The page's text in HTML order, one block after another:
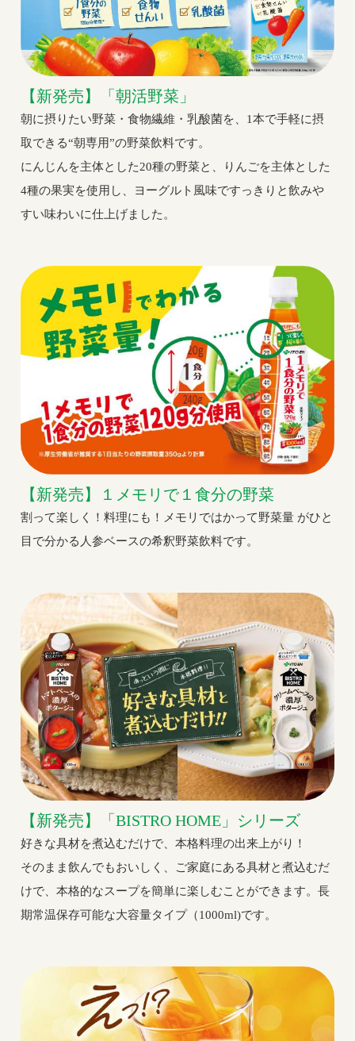
【新発売】「朝活野菜」
朝に摂りたい野菜・食物繊維・乳酸菌を、1本で手軽に摂
取できる“朝専用”の野菜飲料です。
にんじんを主体とした20種の野菜と、りんごを主体とした
4種の果実を使用し、ヨーグルト風味ですっきりと飲みや
すい味わいに仕上げました。
【新発売】１メモリで１食分の野菜
割って楽しく！料理にも！メモリではかって野菜量 がひと
目で分かる人参ベースの希釈野菜飲料です。
【新発売】「BISTRO HOME」シリーズ
好きな具材を煮込むだけで、本格料理の出来上がり！
そのまま飲んでもおいしく、ご家庭にある具材と煮込むだ
けで、本格的なスープを簡単に楽しむことができます。長
期常温保存可能な大容量タイプ（1000ml)です。